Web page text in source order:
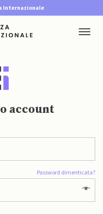
Internazionale
account
Password dimenticata?